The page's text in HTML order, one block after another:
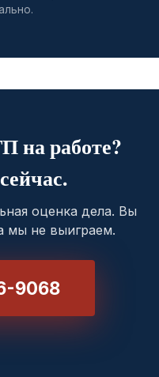
на работе?
оценка дела. Вы
мы не выиграем.
9068